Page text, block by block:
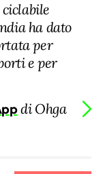
ha dato
per
e per
di Ohga